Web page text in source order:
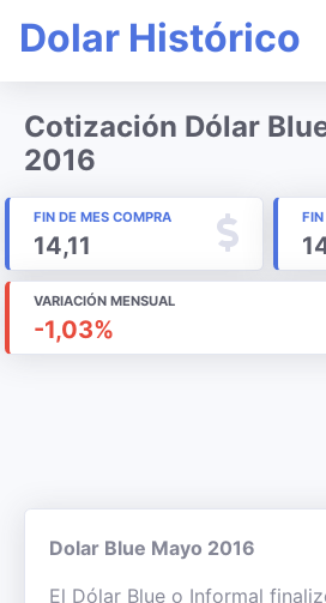
Dolar Histórico
Cotización Dólar
2016
FIN DE MES COMPRA
14,11
VARIACIÓN MENSUAL
-1,03%
Dolar Blue Mayo 2016
El Dólar Blue o Informal